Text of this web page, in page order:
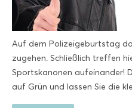
Auf dem Polizeigeburtstag
zugehen. Schließlich treffen
Sportskanonen aufeinander!
auf Grün und lassen Sie die